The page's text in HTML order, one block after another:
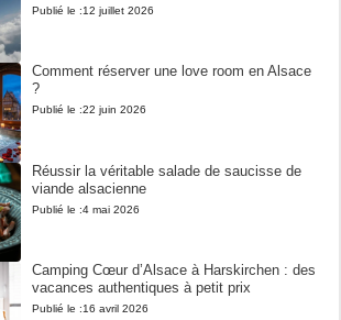
Publié le :12 juillet 2026
Comment réserver une love room en Alsace
?
Publié le :22 juin 2026
Réussir la véritable salade de saucisse de
viande alsacienne
Publié le :4 mai 2026
Camping Cœur d’Alsace à Harskirchen : des
vacances authentiques à petit prix
Publié le :16 avril 2026